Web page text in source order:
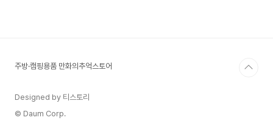
주방·캠핑용품 만화의추억스토어
Designed by 티스토리
© Daum Corp.